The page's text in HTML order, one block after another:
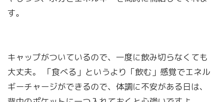
す。
キャップがついているので、一度に飲み切らなくても
大丈夫。 「食べる」というより「飲む」感覚でエネル
ギーチャージができるので、体調に不安がある日は、